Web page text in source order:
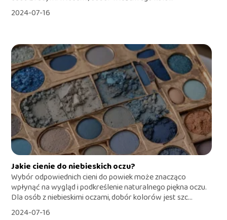
2024-07-16
Jakie cienie do niebieskich oczu?
Wybór odpowiednich cieni do powiek może znacząco
wpłynąć na wygląd i podkreślenie naturalnego piękna oczu.
Dla osób z niebieskimi oczami, dobór kolorów jest szc...
2024-07-16